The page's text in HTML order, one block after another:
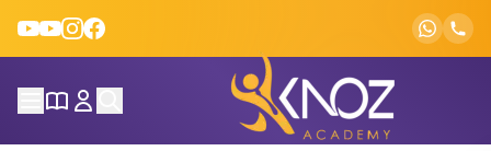
Skip to content